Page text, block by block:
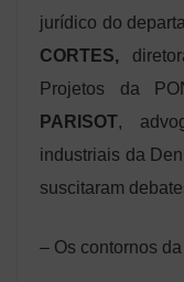
jurídico do
CORTES,
Projetos da
PARISOT,
industriais da
suscitaram
– Os contornos